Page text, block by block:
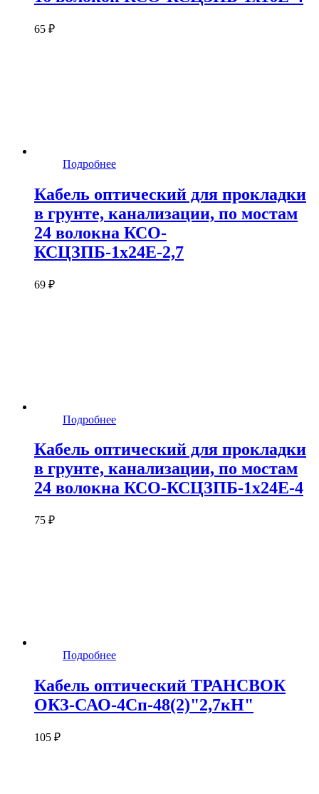
65 ₽
Подробнее
Кабель оптический для прокладки
в грунте, канализации, по мостам
24 волокна КСО-
КСЦЗПБ-1х24Е-2,7
69 ₽
Подробнее
Кабель оптический для прокладки
в грунте, канализации, по мостам
24 волокна КСО-КСЦЗПБ-1х24Е-4
75 ₽
Подробнее
Кабель оптический ТРАНСВОК
ОКЗ-САО-4Сп-48(2)"2,7кН"
105 ₽